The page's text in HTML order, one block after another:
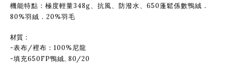
機能特點：極度輕量348g、抗風、防潑水、650蓬鬆係數鴨絨．
80%羽絨．20%羽毛
材質：
-表布/裡布：100%尼龍
-填充650FP鴨絨, 80/20